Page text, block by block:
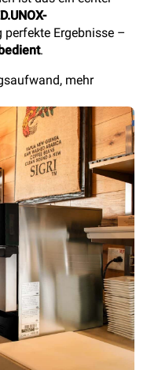
Ergebnisse –
.
mehr